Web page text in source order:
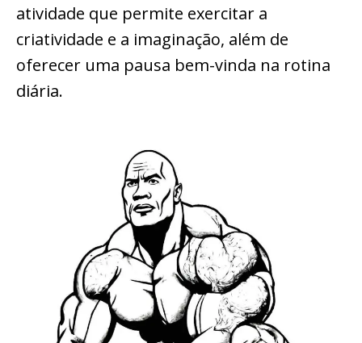
atividade que permite exercitar a
criatividade e a imaginação, além de
oferecer uma pausa bem-vinda na rotina
diária.